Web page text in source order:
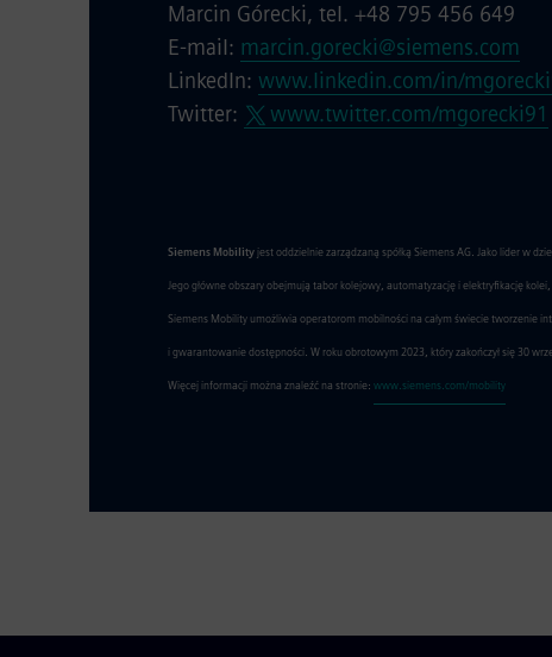
Marcin Górecki, tel. +48 795 456 649
E-mail: marcin.gorecki@siemens.com
LinkedIn: www.linkedin.com/in/
Twitter:
www.twitter.com/mgorecki91
Siemens Mobility jest oddzielnie zarządzaną spółką Siemens AG. Jako lider w
Jego główne obszary obejmują tabor kolejowy, automatyzację i elektryfikację
Siemens Mobility umożliwia operatorom mobilności na całym świecie tworzenie
i gwarantowanie dostępności. W roku obrotowym 2023, który zakończył się 30
Więcej informacji można znaleźć na stronie:www.siemens.com/mobility